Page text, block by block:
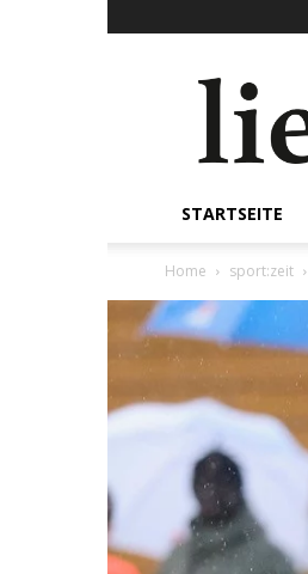
STARTSEITE
Home sport:zeit